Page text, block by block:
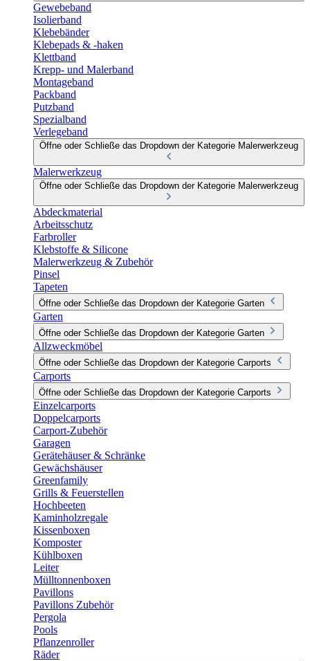
Gewebeband
Isolierband
Klebebänder
Klebepads & -haken
Klettband
Krepp- und Malerband
Montageband
Packband
Putzband
Spezialband
Verlegeband
Öffne oder Schließe das Dropdown der Kategorie Malerwerkzeug
Malerwerkzeug
Öffne oder Schließe das Dropdown der Kategorie Malerwerkzeug
Abdeckmaterial
Arbeitsschutz
Farbroller
Klebstoffe & Silicone
Malerwerkzeug & Zubehör
Pinsel
Tapeten
Öffne oder Schließe das Dropdown der Kategorie Garten
Garten
Öffne oder Schließe das Dropdown der Kategorie Garten
Allzweckmöbel
Öffne oder Schließe das Dropdown der Kategorie Carports
Carports
Öffne oder Schließe das Dropdown der Kategorie Carports
Einzelcarports
Doppelcarports
Carport-Zubehör
Garagen
Gerätehäuser & Schränke
Gewächshäuser
Greenfamily
Grills & Feuerstellen
Hochbeeten
Kaminholzregale
Kissenboxen
Komposter
Kühlboxen
Leiter
Mülltonnenboxen
Pavillons
Pavillons Zubehör
Pergola
Pools
Pflanzenroller
Räder